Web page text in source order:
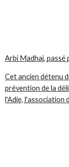
Arbi Madhaj, passé
Cet ancien détenu
prévention de la
l'Adie, l'association